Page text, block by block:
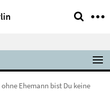
Ehemann bist Du keine